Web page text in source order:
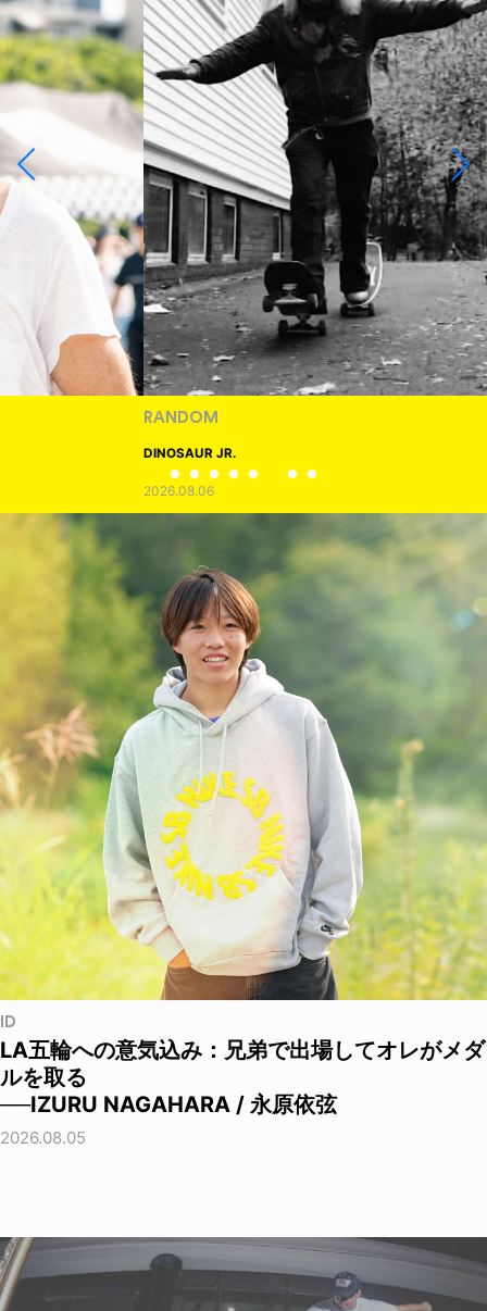
ID
LA五輪への意気込み：兄弟で出場してオレがメダ
ルを取る
──IZURU NAGAHARA / 永原依弦
2026.08.05